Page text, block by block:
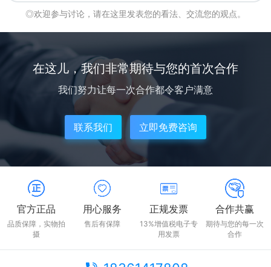
◎欢迎参与讨论，请在这里发表您的看法、交流您的观点。
在这儿，我们非常期待与您的首次合作
我们努力让每一次合作都令客户满意
联系我们 立即免费咨询
官方正品
品质保障，实物拍
摄
用心服务
售后有保障
正规发票
13%增值税电子专
用发票
合作共赢
期待与您的每一次
合作